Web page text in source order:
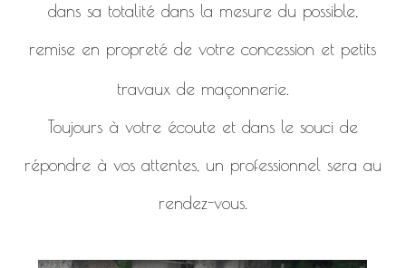
dans sa totalité dans la mesure du possible,
remise en propreté de votre concession et petits
travaux de maçonnerie.
Toujours à votre écoute et dans le souci de
répondre à vos attentes, un professionnel sera au
rendez-vous.